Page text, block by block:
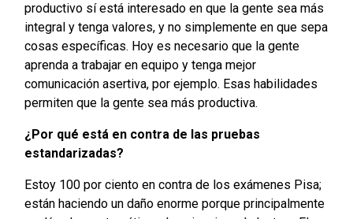
productivo sí está interesado en que la gente sea más
integral y tenga valores, y no simplemente en que sepa
cosas específicas. Hoy es necesario que la gente
aprenda a trabajar en equipo y tenga mejor
comunicación asertiva, por ejemplo. Esas habilidades
permiten que la gente sea más productiva.
¿Por qué está en contra de las pruebas
estandarizadas?
Estoy 100 por ciento en contra de los exámenes Pisa;
están haciendo un daño enorme porque principalmente